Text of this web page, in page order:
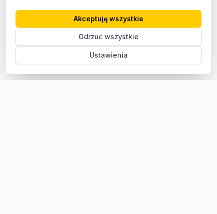
Ustawienia
Odrzuć wszystkie
Akceptuję wszystkie